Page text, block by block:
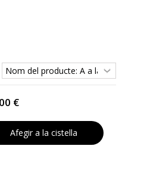
€
Afegir a la cistella